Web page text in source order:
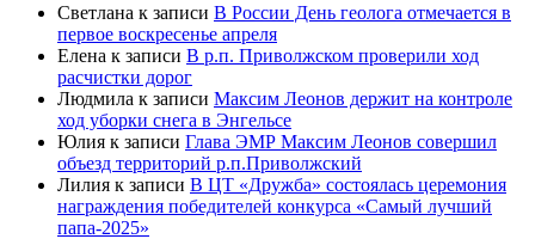
Светлана к записи В России День геолога отмечается в
первое воскресенье апреля
Елена к записи В р.п. Приволжском проверили ход
расчистки дорог
Людмила к записи Максим Леонов держит на контроле
ход уборки снега в Энгельсе
Юлия к записи Глава ЭМР Максим Леонов совершил
объезд территорий р.п.Приволжский
Лилия к записи В ЦТ «Дружба» состоялась церемония
награждения победителей конкурса «Самый лучший
папа-2025»